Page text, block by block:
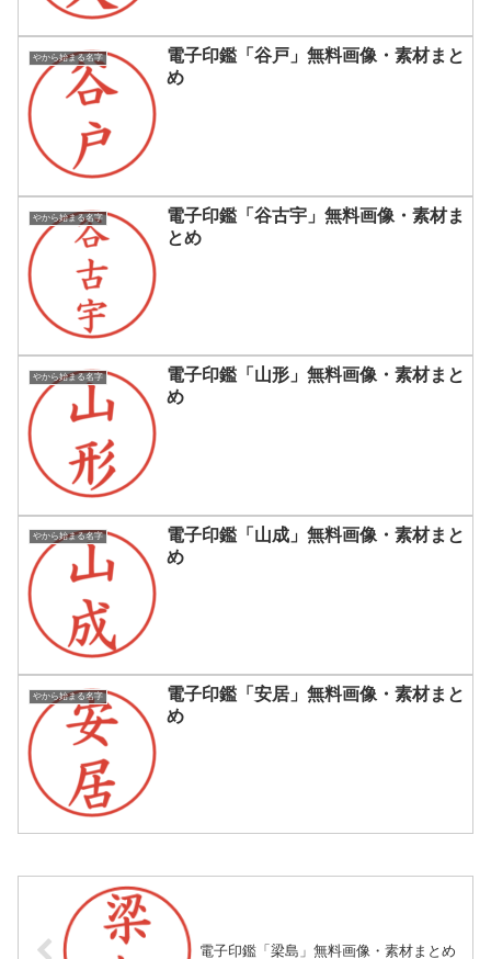
やから始まる名字
電子印鑑「谷戸」無料画像・素材まと
め
やから始まる名字
電子印鑑「谷古宇」無料画像・素材ま
とめ
やから始まる名字
電子印鑑「山形」無料画像・素材まと
め
やから始まる名字
電子印鑑「山成」無料画像・素材まと
め
やから始まる名字
電子印鑑「安居」無料画像・素材まと
め
電子印鑑「梁島」無料画像・素材まとめ